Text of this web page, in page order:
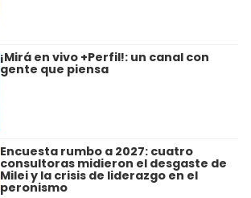
¡Mirá en vivo +Perfil!: un canal con
gente que piensa
Encuesta rumbo a 2027: cuatro
consultoras midieron el desgaste de
Milei y la crisis de liderazgo en el
peronismo